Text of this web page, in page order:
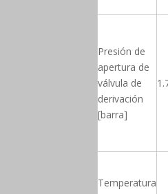
Presión de
apertura de
válvula de
derivación
[barra]
Temperatura